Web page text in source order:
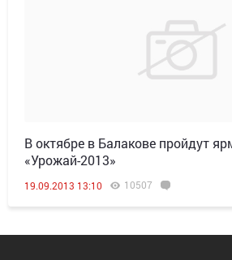
В октябре в Балакове пройдут
«Урожай-2013»
19.09.2013 13:10 10507